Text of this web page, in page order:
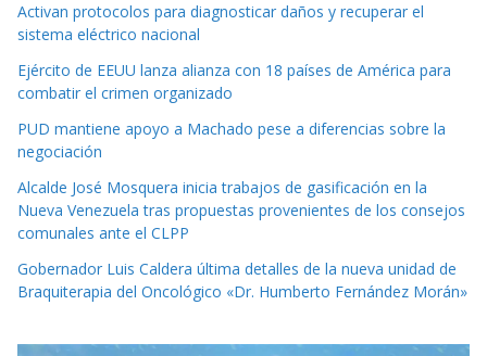
Activan protocolos para diagnosticar daños y recuperar el
sistema eléctrico nacional
Ejército de EEUU lanza alianza con 18 países de América para
combatir el crimen organizado
PUD mantiene apoyo a Machado pese a diferencias sobre la
negociación
Alcalde José Mosquera inicia trabajos de gasificación en la
Nueva Venezuela tras propuestas provenientes de los consejos
comunales ante el CLPP
Gobernador Luis Caldera última detalles de la nueva unidad de
Braquiterapia del Oncológico «Dr. Humberto Fernández Morán»